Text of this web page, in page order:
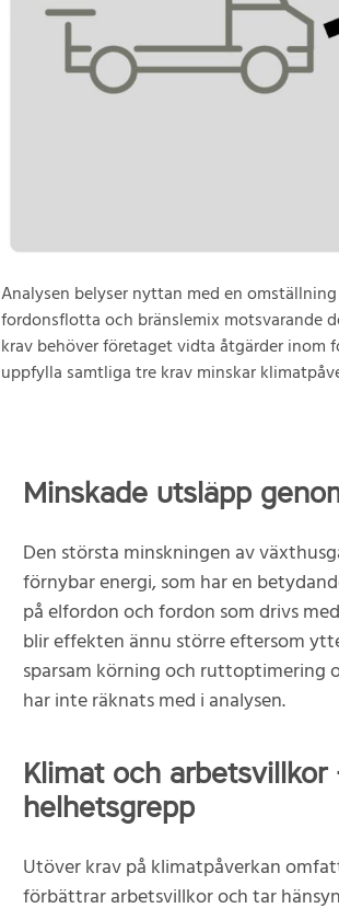
Analysen belyser nyttan med en
fordonsflotta och bränslemix motsvarande
krav behöver företaget vidta åtgärder inom
uppfylla samtliga tre krav minskar
Minskade utsläpp
Den största minskningen av
förnybar energi, som har en
på elfordon och fordon som drivs
blir effekten ännu större eftersom
sparsam körning och ruttoptimering
har inte räknats med i analysen.
Klimat och
helhetsgrepp
Utöver krav på klimatpåverkan
förbättrar arbetsvillkor och tar